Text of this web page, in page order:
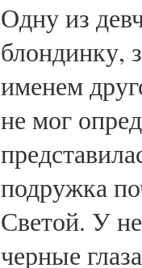
Одну из
блондинку,
именем
не мог
подружка
Светой. У
черные